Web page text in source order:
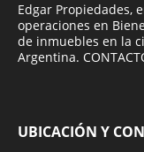
Edgar Propiedades,
operaciones en
de inmuebles en la
Argentina.
UBICACIÓN Y